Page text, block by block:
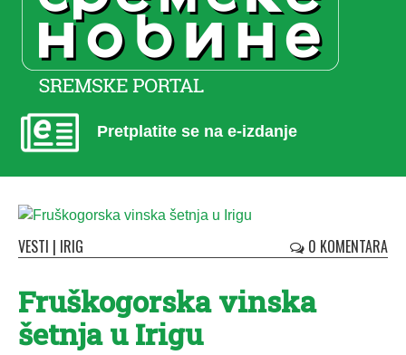
Pretplatite se na e-izdanje
VESTI | IRIG 0 KOMENTARA
Fruškogorska vinska
šetnja u Irigu